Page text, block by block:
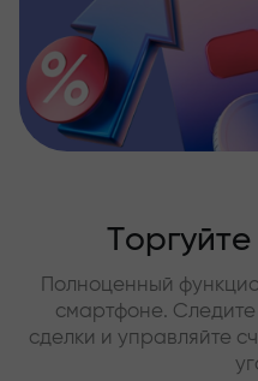
Полноценный
смартфоне.
сделки и управляйте